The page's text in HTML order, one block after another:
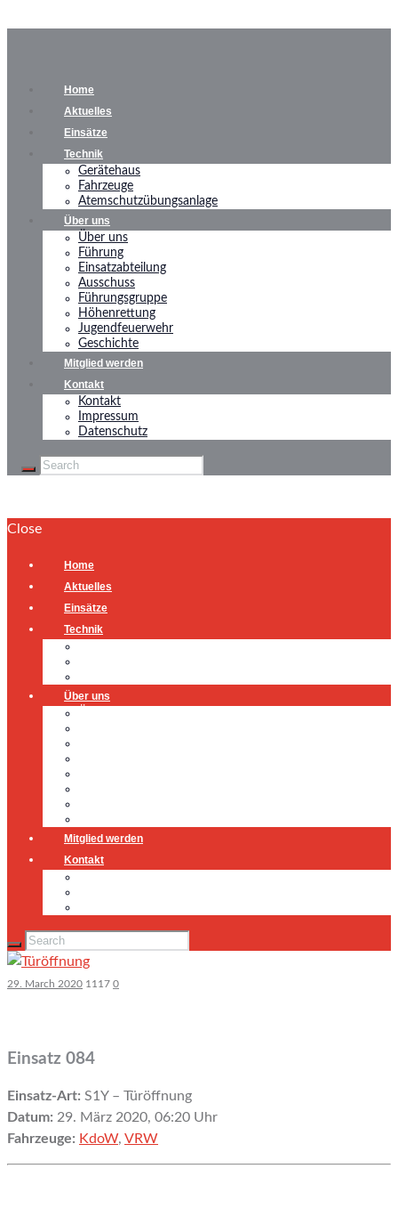
Home
Aktuelles
Einsätze
Technik
Gerätehaus
Fahrzeuge
Atemschutzübungsanlage
Über uns
Über uns
Führung
Einsatzabteilung
Ausschuss
Führungsgruppe
Höhenrettung
Jugendfeuerwehr
Geschichte
Mitglied werden
Kontakt
Kontakt
Impressum
Datenschutz
Close
Home
Aktuelles
Einsätze
Technik
Über uns
Mitglied werden
Kontakt
29. March 2020 1117 0
Einsatz 084
Einsatz-Art: S1Y – Türöffnung
Datum: 29. März 2020, 06:20 Uhr
Fahrzeuge: KdoW, VRW